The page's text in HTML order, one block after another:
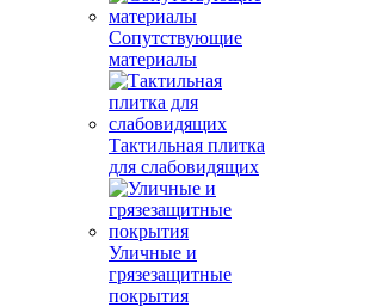
Сопутствующие
материалы
Тактильная плитка
для слабовидящих
Уличные и
грязезащитные
покрытия